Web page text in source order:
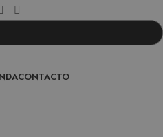
CONTACTO